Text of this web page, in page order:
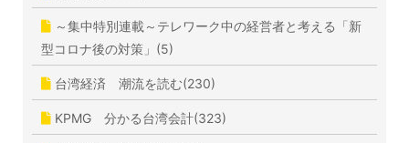
～集中特別連載～テレワーク中の経営者と考える「新
型コロナ後の対策」(5)
台湾経済 潮流を読む(230)
KPMG 分かる台湾会計(323)